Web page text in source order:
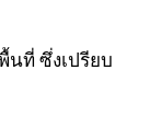
นที่ ซึ่งเปรียบ